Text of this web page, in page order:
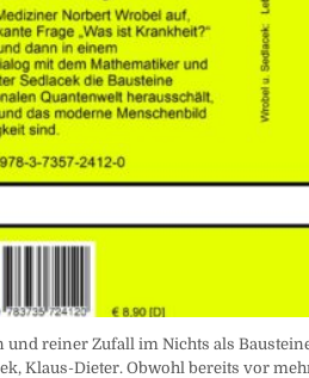
reiner Zufall im Nichts als
Klaus-Dieter. Obwohl bereits vor